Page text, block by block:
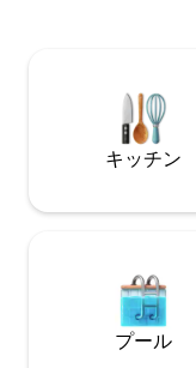
務時間外のスケジ
ワークに最適です
ス、Wi-Fi、Netflix
ールが利用可能です。
キッチン
プール